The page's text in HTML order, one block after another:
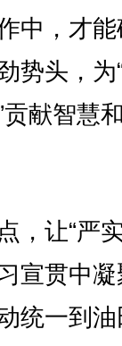
中，才
势头，为
献智慧
让“严实
宣贯中
统一到